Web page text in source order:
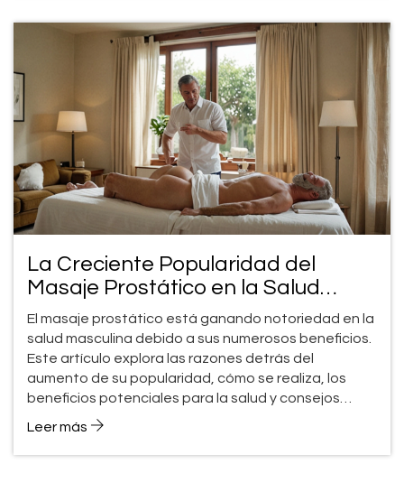
puede abrir nuevos caminos para el bienestar
personal y de pareja.
La Creciente Popularidad del
Masaje Prostático en la Salud
Masculina
El masaje prostático está ganando notoriedad en la
salud masculina debido a sus numerosos beneficios.
Este artículo explora las razones detrás del
aumento de su popularidad, cómo se realiza, los
beneficios potenciales para la salud y consejos
prácticos para aquellos que consideran integrarlo a
Leer más